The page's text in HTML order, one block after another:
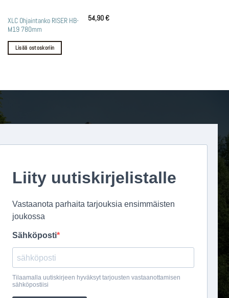
XLC Ohjaintanko RISER HB-
M19 780mm
54,90€
Lisää ostoskoriin